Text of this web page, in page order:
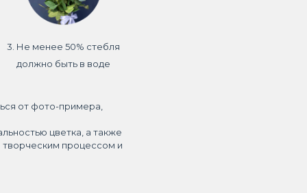
3. Не менее 50% стебля
должно быть в воде
от фото-примера,
цветка, а также
творческим процессом и